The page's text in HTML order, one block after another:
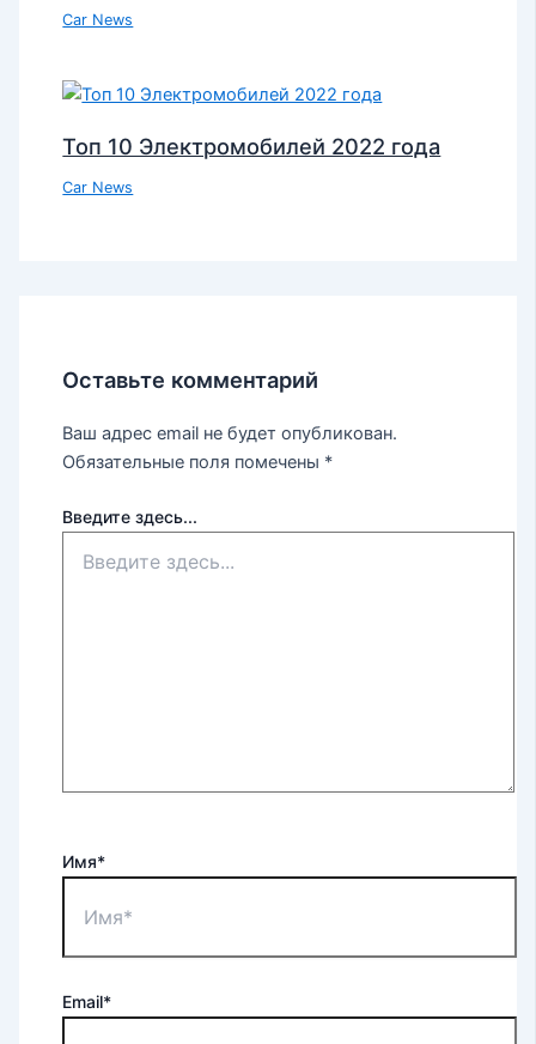
Car News
Топ 10 Электромобилей 2022 года
Car News
Оставьте комментарий
Ваш адрес email не будет опубликован.
Обязательные поля помечены *
Введите здесь...
Имя*
Email*